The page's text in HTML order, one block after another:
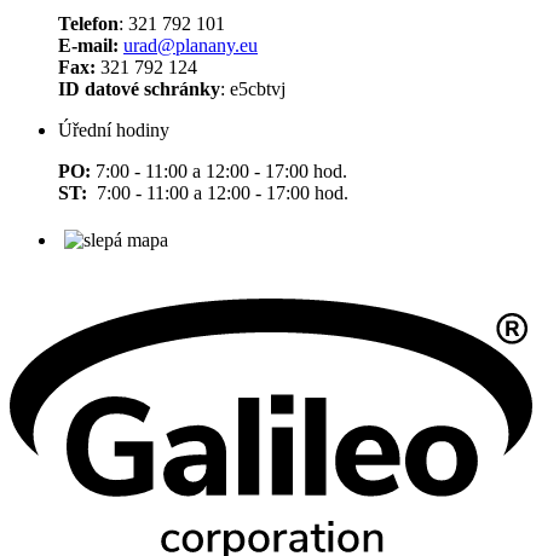
Telefon: 321 792 101
E-mail: urad@planany.eu
Fax: 321 792 124
ID datové schránky: e5cbtvj
Úřední hodiny
PO: 7:00 - 11:00 a 12:00 - 17:00 hod.
ST: 7:00 - 11:00 a 12:00 - 17:00 hod.